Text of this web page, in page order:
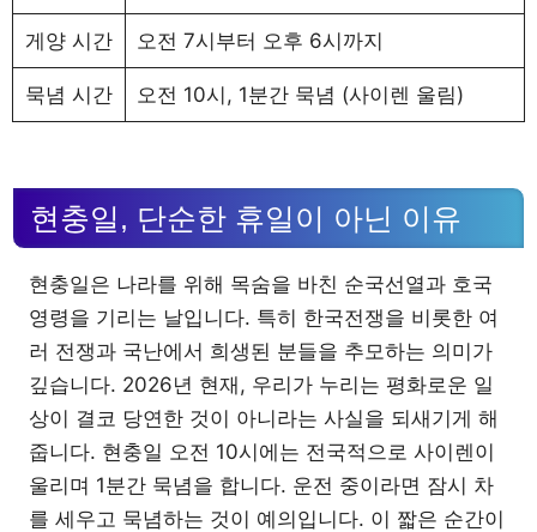
게양 시간 오전 7시부터 오후 6시까지
묵념 시간 오전 10시, 1분간 묵념 (사이렌 울림)
현충일, 단순한 휴일이 아닌 이유
현충일은 나라를 위해 목숨을 바친 순국선열과 호국
영령을 기리는 날입니다. 특히 한국전쟁을 비롯한 여
러 전쟁과 국난에서 희생된 분들을 추모하는 의미가
깊습니다. 2026년 현재, 우리가 누리는 평화로운 일
상이 결코 당연한 것이 아니라는 사실을 되새기게 해
줍니다. 현충일 오전 10시에는 전국적으로 사이렌이
울리며 1분간 묵념을 합니다. 운전 중이라면 잠시 차
를 세우고 묵념하는 것이 예의입니다. 이 짧은 순간이